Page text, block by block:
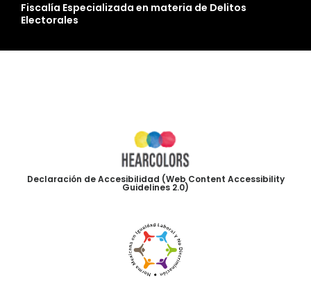
Fiscalía Especializada en materia de Delitos
Electorales
Declaración de Accesibilidad (Web Content Accessibility
Guidelines 2.0)